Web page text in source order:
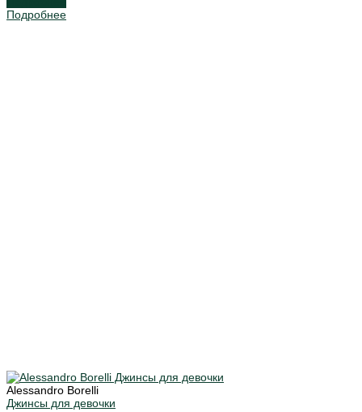
Подробнее
Alessandro Borelli
Джинсы для девочки